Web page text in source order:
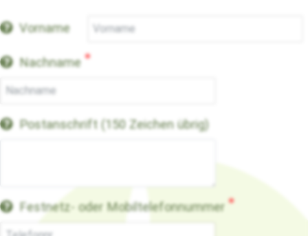
Vorname
Nachname
Postanschrift (150 Zeichen übrig)
Festnetz- oder Mobiltelefonnummer